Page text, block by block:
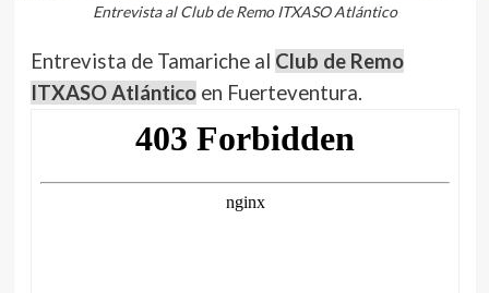
Entrevista al Club de Remo ITXASO Atlántico
Entrevista de Tamariche al Club de Remo
ITXASO Atlánticoen Fuerteventura.